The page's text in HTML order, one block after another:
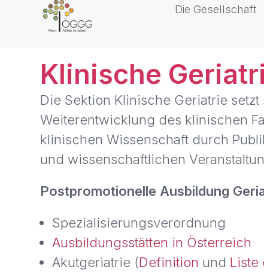
Die Gesellschaft
Klinische
Die Sektion Klinische Geriatrie
Weiterentwicklung des klinischen
klinischen Wissenschaft durch
und wissenschaftlichen
Postpromotionelle Ausbildung
Spezialisierungsverordnung
Ausbildungsstätten in Österreich
Akutgeriatrie (Definition und Liste